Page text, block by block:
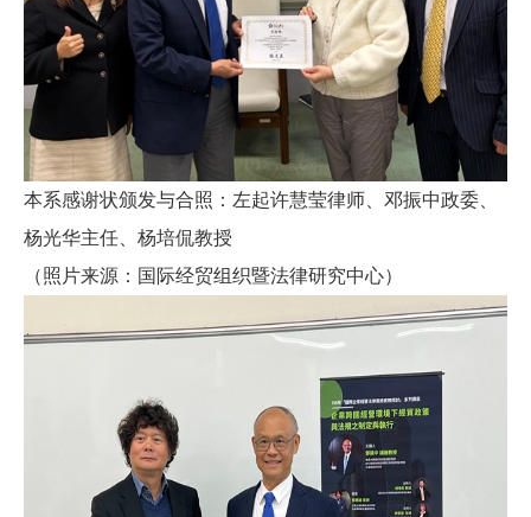
本系感谢状颁发与合照：左起许慧莹律师、邓振中政委、
杨光华主任、杨培侃教授
（照片来源：国际经贸组织暨法律研究中心）